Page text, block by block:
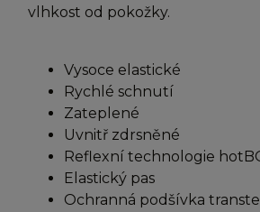
vlhkost od pokožky.
Vysoce elastické
Rychlé schnutí
Zateplené
Uvnitř zdrsněné
Reflexní technologie
Elastický pas
Ochranná podšívka